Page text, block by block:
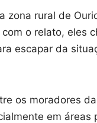
zona rural de
o relato, eles
escapar da
os moradores
em